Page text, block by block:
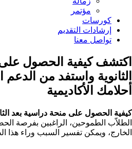
مؤتمر
كورسات
إرشادات التقديم
تواصل معنا
اكتشف كيفية الحصول
الثانوية واستفد من الدعم
أحلامك الأكاديمية
كيفية الحصول على منحة دراسية بعد
الطلاّب الطموحين، الراغبين بفرصة
الخارج، ويمكن تفسير السبب وراء هذا